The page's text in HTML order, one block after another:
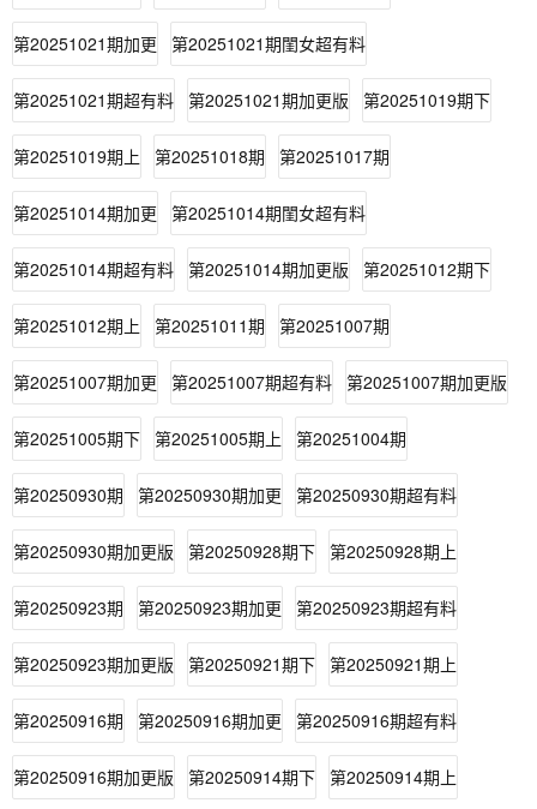
第20251021期加更 第20251021期閨女超有料
第20251021期超有料 第20251021期加更版 第20251019期下
第20251019期上 第20251018期 第20251017期
第20251014期加更 第20251014期閨女超有料
第20251014期超有料 第20251014期加更版 第20251012期下
第20251012期上 第20251011期 第20251007期
第20251007期加更 第20251007期超有料 第20251007期加更版
第20251005期下 第20251005期上 第20251004期
第20250930期 第20250930期加更 第20250930期超有料
第20250930期加更版 第20250928期下 第20250928期上
第20250923期 第20250923期加更 第20250923期超有料
第20250923期加更版 第20250921期下 第20250921期上
第20250916期 第20250916期加更 第20250916期超有料
第20250916期加更版 第20250914期下 第20250914期上